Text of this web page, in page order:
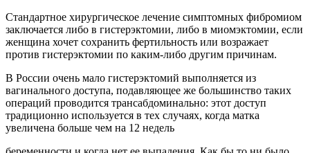
Стандартное хирургическое лечение симптомных фибромиом
заключается либо в гистерэктомии, либо в миомэктомии, если
женщина хочет сохранить фертильность или возражает
против гистерэктомии по каким-либо другим причинам.
В России очень мало гистерэктомий выполняется из
вагинального доступа, подавляющее же большинство таких
операций проводится трансабдоминально: этот доступ
традиционно используется в тех случаях, когда матка
увеличена больше чем на 12 недель